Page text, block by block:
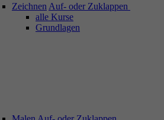
Zeichnen Auf- oder Zuklappen
alle Kurse
Grundlagen